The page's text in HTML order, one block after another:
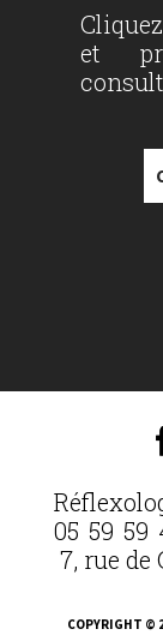
et
05 59 59
7, rue de
COPYRIGHT ©